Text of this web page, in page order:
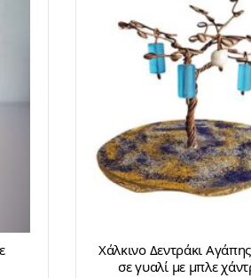
Χάλκινο Δεντράκι
σε γυαλί με μπλε